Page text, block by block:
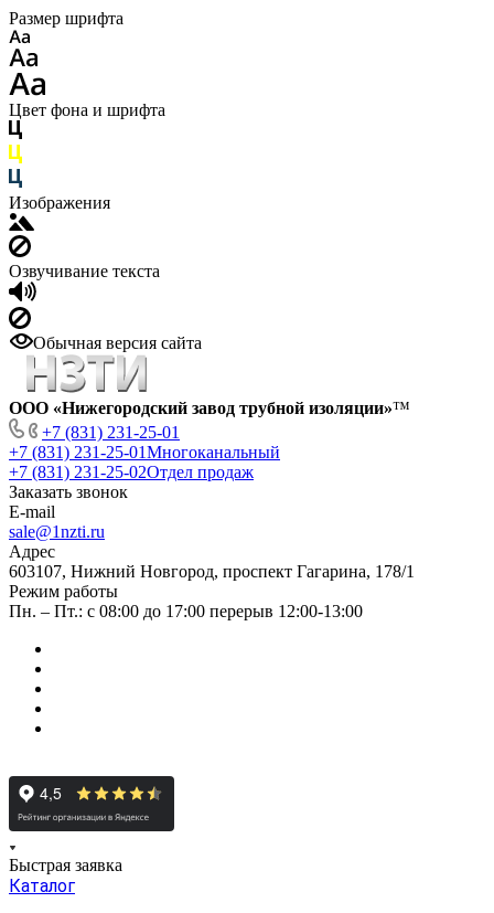
Размер шрифта
Цвет фона и шрифта
Изображения
Озвучивание текста
Обычная версия сайта
ООО «Нижегородский завод трубной изоляции»™
+7 (831) 231-25-01
+7 (831) 231-25-01Многоканальный
+7 (831) 231-25-02Отдел продаж
Заказать звонок
E-mail
sale@1nzti.ru
Адрес
603107, Нижний Новгород, проспект Гагарина, 178/1
Режим работы
Пн. – Пт.: с 08:00 до 17:00 перерыв 12:00-13:00
Быстрая заявка
Каталог